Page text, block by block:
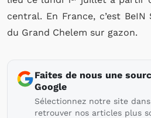
central. En France, c’est
du Grand Chelem sur gazon.
Faites de nous une
Google
Sélectionnez notre site
retrouver nos articles plus